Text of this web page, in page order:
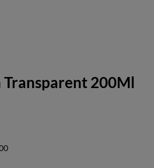
Transparent 200Ml